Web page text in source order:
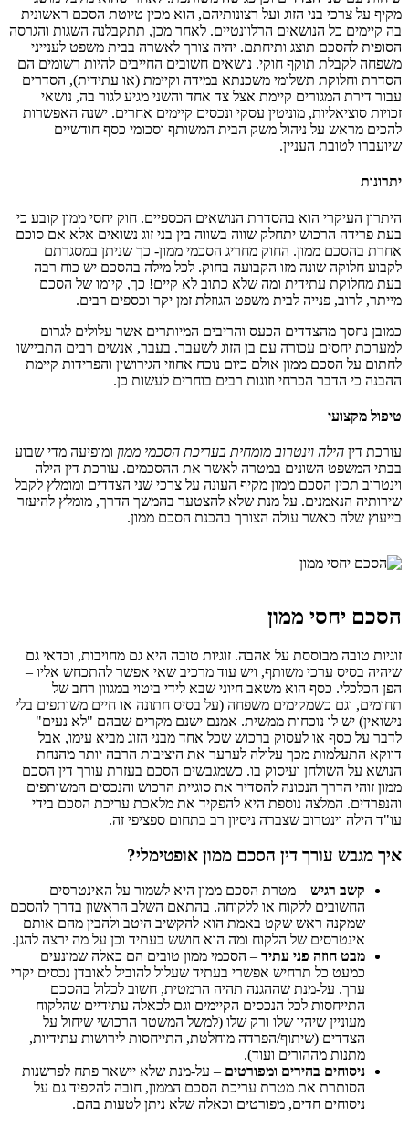
מקיף על צרכי בני הזוג ועל רצונותיהם, הוא מכין טיוטת הסכם ראשונית
בה קיימים כל הנושאים הרלוונטיים. לאחר מכן, תתקבלנה השגות והגרסה
הסופית להסכם תוצג ותיחתם. יהיה צורך לאשרה בבית משפט לענייני
משפחה לקבלת תוקף חוקי. נושאים חשובים החייבים להיות רשומים הם
הסדרת וחלוקת תשלומי משכנתא במידה וקיימת (או עתידית), הסדרים
עבור דירת המגורים קיימת אצל צד אחד והשני מגיע לגור בה, נושאי
זכויות סוציאליות, מוניטין עסקי ונכסים קיימים אחרים. ישנה האפשרות
להכים מראש על ניהול משק הבית המשותף וסכומי כסף חודשיים
שיועברו לטובת העניין.
יתרונות
היתרון העיקרי הוא בהסדרת הנושאים הכספיים. חוק יחסי ממון קובע כי
בעת פרידה הרכוש יתחלק שווה בשווה בין בני זוג נשואים אלא אם סוכם
אחרת בהסכם ממון. החוק מחריג הסכמי ממון- כך שניתן במסגרתם
לקבוע חלוקה שונה מזו הקבועה בחוק. לכל מילה בהסכם יש כוח רבה
בעת מחלוקת עתידית ומה שלא כתוב לא קיים! כך, קיומו של הסכם
מייתר, לרוב, פנייה לבית משפט הגוזלת זמן יקר וכספים רבים.
כמובן נחסך מהצדדים הכעס והריבים המיותרים אשר עלולים לגרום
למערכת יחסים עכורה עם בן הזוג לשעבר. בעבר, אנשים רבים התביישו
לחתום על הסכם ממון אולם כיום נוכח אחוזי הגירושין והפרידות קיימת
ההבנה כי הדבר הכרחי וזוגות רבים בוחרים לעשות כן.
טיפול מקצועי
עורכת דין הילה וינטרוב מומחית בעריכת הסכמי ממון ומופיעה מדי שבוע
בבתי המשפט השונים במטרה לאשר את ההסכמים. עורכת דין הילה
וינטרוב תכין הסכם ממון מקיף העונה על צרכי שני הצדדים ומומלץ לקבל
שירותיה הנאמנים. על מנת שלא להצטער בהמשך הדרך, מומלץ להיעזר
בייעוץ שלה כאשר עולה הצורך בהכנת הסכם ממון.
הסכם יחסי ממון
זוגיות טובה מבוססת על אהבה. זוגיות טובה היא גם מחויבות, וכדאי גם
שיהיה בסיס ערכי משותף, ויש עוד מרכיב שאי אפשר להתכחש אליו –
הפן הכלכלי. כסף הוא משאב חיוני שבא לידי ביטוי במגוון רחב של
תחומים, וגם כשמקימים משפחה (על בסיס חתונה או חיים משותפים בלי
נישואין) יש לו נוכחות ממשית. אמנם ישנם מקרים שבהם "לא נעים"
לדבר על כסף או לעסוק ברכוש שכל אחד מבני הזוג מביא עימו, אבל
דווקא התעלמות מכך עלולה לערער את היציבות הרבה יותר מהנחת
הנושא על השולחן ועיסוק בו. כשמגבשים הסכם בעזרת עורך דין הסכם
ממון זוהי הדרך הנכונה להסדיר את סוגיית הרכוש והנכסים המשותפים
והנפרדים. המלצה נוספת היא להפקיד את מלאכת עריכת הסכם בידי
עו"ד הילה וינטרוב שצברה ניסיון רב בתחום ספציפי זה.
איך מגבש עורך דין הסכם ממון אופטימלי?
קשב רגיש – מטרת הסכם ממון היא לשמור על האינטרסים
החשובים ללקוח או ללקוחה. בהתאם השלב הראשון בדרך להסכם
שמקנה ראש שקט באמת הוא להקשיב היטב ולהבין מהם אותם
אינטרסים של הלקוח ומה הוא חושש בעתיד וכן על מה ירצה להגן.
מבט חוזה פני עתיד – הסכמי ממון טובים הם כאלה שמונעים
כמעט כל תרחיש אפשרי בעתיד שעלול להוביל לאובדן נכסים יקרי
ערך. על-מנת שההגנה תהיה הרמטית, חשוב לכלול בהסכם
התייחסות לכל הנכסים הקיימים וגם לכאלה עתידיים שהלקוח
מעוניין שיהיו שלו ורק שלו (למשל המשטר הרכושי שיחול על
הצדדים (שיתוף/הפרדה מוחלטת, התייחסות לירושות עתידיות,
מתנות מההורים ועוד).
ניסוחים בהירים ומפורטים – על-מנת שלא יישאר פתח לפרשנות
הסותרת את מטרת עריכת הסכם הממון, חובה להקפיד גם על
ניסוחים חדים, מפורטים וכאלה שלא ניתן לטעות בהם.